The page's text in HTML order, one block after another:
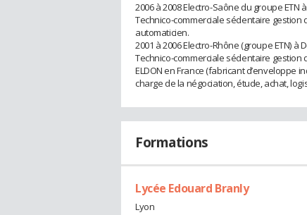
2006 à 2008 Electro-Saône du groupe
Technico-commerciale sédentaire gestion
automaticien.
2001 à 2006 Electro-Rhône (groupe ETN)
Technico-commerciale sédentaire
ELDON en France (fabricant d’enveloppe
charge de la négociation, étude, achat,
Formations
Lycée Edouard Branly
Lyon